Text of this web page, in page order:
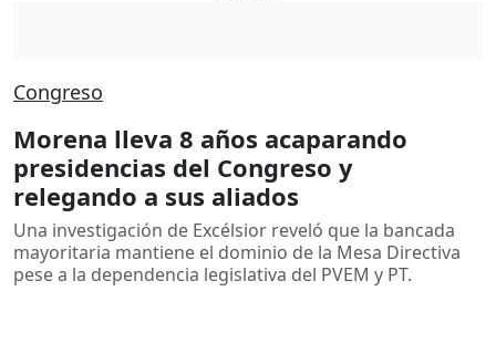
Congreso
Morena lleva 8 años acaparando
presidencias del Congreso y
relegando a sus aliados
Una investigación de Excélsior reveló que la bancada
mayoritaria mantiene el dominio de la Mesa Directiva
pese a la dependencia legislativa del PVEM y PT.